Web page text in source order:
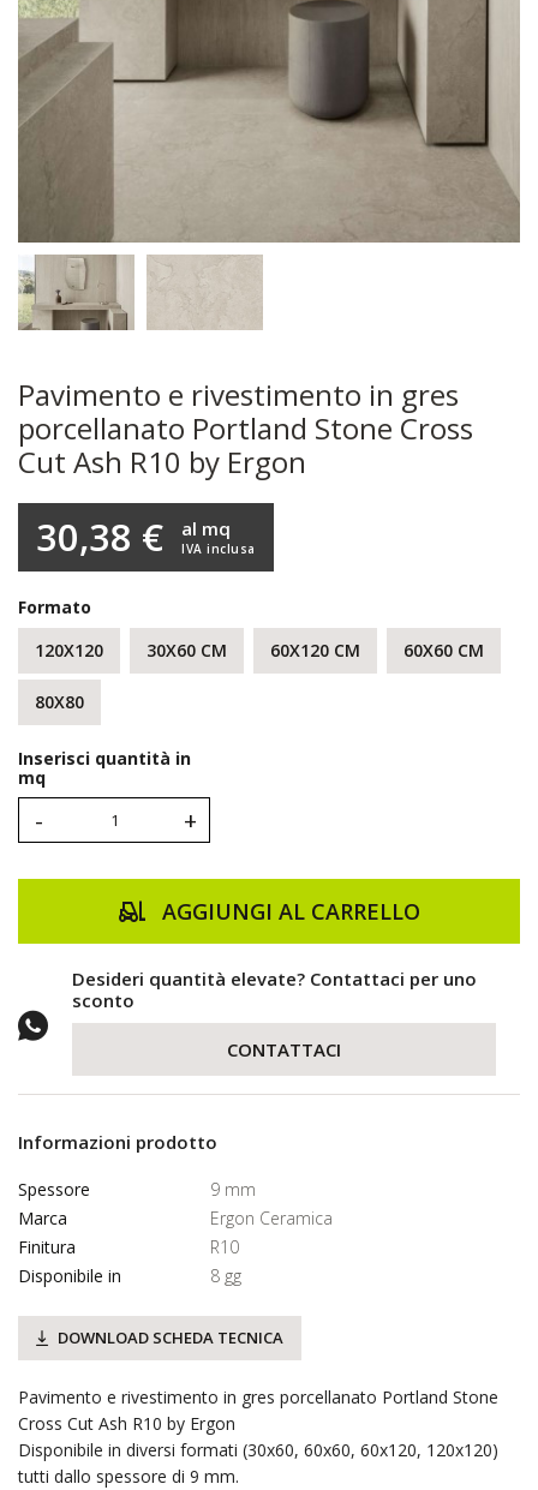
Pavimento e rivestimento in gres
porcellanato Portland Stone Cross
Cut Ash R10 by Ergon
30,38 € IVA inclusa
al mq
Formato
120X120
30X60 CM 60X120 CM 60X60 CM
80X80
Inserisci quantità in
mq
- +
AGGIUNGI AL CARRELLO
Desideri quantità elevate? Contattaci per uno
sconto
CONTATTACI
Informazioni prodotto
Spessore
9 mm
Marca
Ergon Ceramica
Finitura
R10
Disponibile in
8 gg
DOWNLOAD SCHEDA TECNICA
Pavimento e rivestimento in gres porcellanato Portland Stone
Cross Cut Ash R10 by Ergon
Disponibile in diversi formati (30x60, 60x60, 60x120, 120x120)
tutti dallo spessore di 9 mm.